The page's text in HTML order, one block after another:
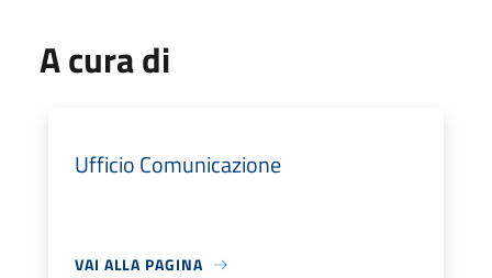
A cura di
Ufficio Comunicazione
VAI ALLA PAGINA